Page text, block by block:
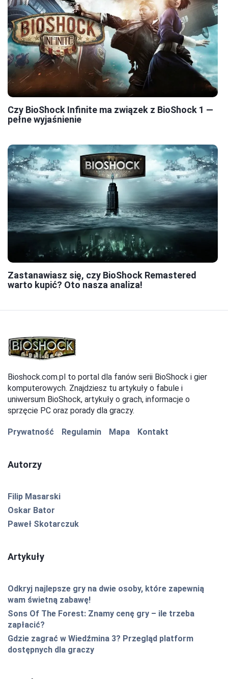
Czy BioShock Infinite ma związek z BioShock 1 —
pełne wyjaśnienie
Zastanawiasz się, czy BioShock Remastered
warto kupić? Oto nasza analiza!
Bioshock.com.pl to portal dla fanów serii BioShock i gier
komputerowych. Znajdziesz tu artykuły o fabule i
uniwersum BioShock, artykuły o grach, informacje o
sprzęcie PC oraz porady dla graczy.
Prywatność Regulamin Mapa Kontakt
Autorzy
Filip Masarski
Oskar Bator
Paweł Skotarczuk
Artykuły
Odkryj najlepsze gry na dwie osoby, które zapewnią
wam świetną zabawę!
Sons Of The Forest: Znamy cenę gry – ile trzeba
zapłacić?
Gdzie zagrać w Wiedźmina 3? Przegląd platform
dostępnych dla graczy